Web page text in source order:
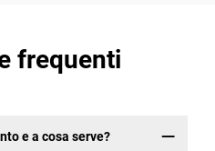
frequenti
e a cosa serve?